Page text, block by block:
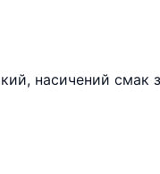
насичений